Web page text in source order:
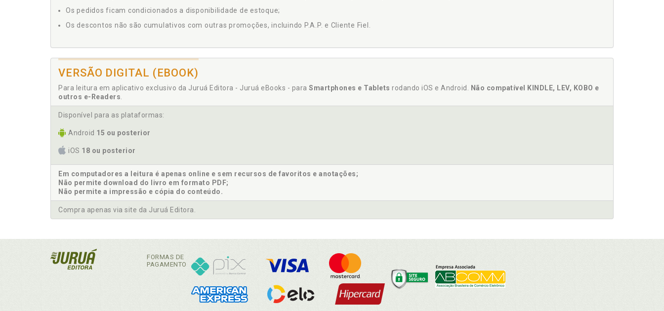
Os pedidos ficam condicionados a disponibilidade de estoque;
Os descontos não são cumulativos com outras promoções, incluindo P.A.P. e Cliente Fiel.
VERSÃO DIGITAL (EBOOK)
Para leitura em aplicativo exclusivo da Juruá Editora - Juruá eBooks - para Smartphones e Tablets rodando iOS e Android.
Não compatível KINDLE, LEV, KOBO e
outros e-Readers
Disponível para as plataformas:
Android 15 ou posterior
iOS 18 ou posterior
Em computadores a leitura é apenas online e sem recursos de favoritos e anotações;
Não permite download do livro em formato PDF;
Não permite a impressão e cópia do conteúdo.
Compra apenas via site da Juruá Editora.
FORMAS DE
PAGAMENTO